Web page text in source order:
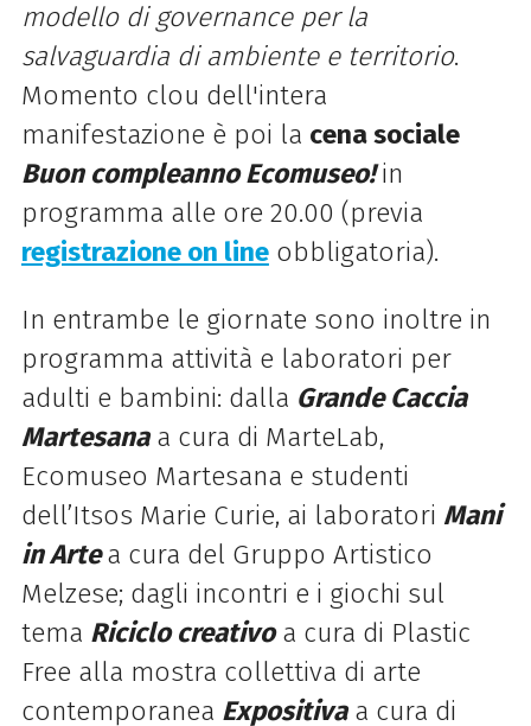
modello di governance per la
salvaguardia di ambiente e territorio.
Momento clou dell'intera
manifestazione è poi la cena sociale
Buon compleanno Ecomuseo!in
programma alle ore 20.00 (previa
registrazione on lineobbligatoria).
In entrambe le giornate sono inoltre in
programma attività e laboratori per
adulti e bambini: dalla Grande Caccia
Martesanaa cura di MarteLab,
Ecomuseo Martesana e studenti
dell’Itsos Marie Curie, ai laboratori Mani
in Artea cura del Gruppo Artistico
Melzese; dagli incontri e i giochi sul
tema Riciclo creativoa cura di Plastic
Free alla mostra collettiva di arte
contemporanea Expositivaa cura di